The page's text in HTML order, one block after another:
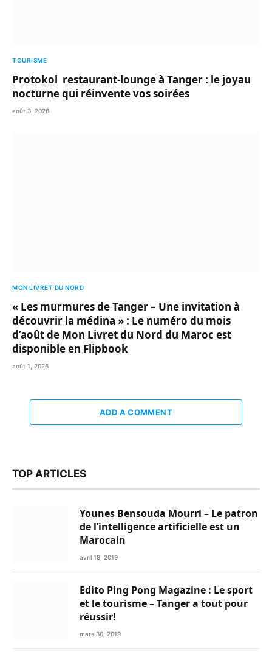
TOURISME
Protokol restaurant-lounge à Tanger : le joyau
nocturne qui réinvente vos soirées
août 3, 2026
MON LIVRET DU NORD
« Les murmures de Tanger – Une invitation à
découvrir la médina » : Le numéro du mois
d’août de Mon Livret du Nord du Maroc est
disponible en Flipbook
août 1, 2026
ADD A COMMENT
TOP ARTICLES
Younes Bensouda Mourri – Le patron
de l’intelligence artificielle est un
Marocain
avril 18, 2019
Edito Ping Pong Magazine : Le sport
et le tourisme – Tanger a tout pour
réussir!
mars 30, 2019